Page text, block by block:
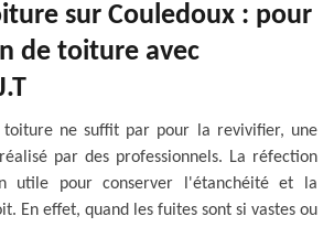
sur Couledoux : pour
de toiture avec
ne suffit par pour la revivifier, une
par des professionnels. La réfection
utile pour conserver l'étanchéité et la
En effet, quand les fuites sont si vastes ou